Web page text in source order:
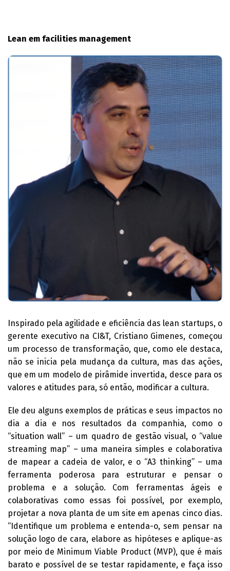
Lean em facilities management
Inspirado pela agilidade e eficiência das lean startups, o
gerente executivo na CI&T, Cristiano Gimenes, começou
um processo de transformação, que, como ele destaca,
não se inicia pela mudança da cultura, mas das ações,
que em um modelo de pirâmide invertida, desce para os
valores e atitudes para, só então, modificar a cultura.
Ele deu alguns exemplos de práticas e seus impactos no
dia a dia e nos resultados da companhia, como o
“situation wall” – um quadro de gestão visual, o “value
streaming map” – uma maneira simples e colaborativa
de mapear a cadeia de valor, e o “A3 thinking” – uma
ferramenta poderosa para estruturar e pensar o
problema e a solução. Com ferramentas ágeis e
colaborativas como essas foi possível, por exemplo,
projetar a nova planta de um site em apenas cinco dias.
“Identifique um problema e entenda-o, sem pensar na
solução logo de cara, elabore as hipóteses e aplique-as
por meio de Minimum Viable Product (MVP), que é mais
barato e possível de se testar rapidamente, e faça isso